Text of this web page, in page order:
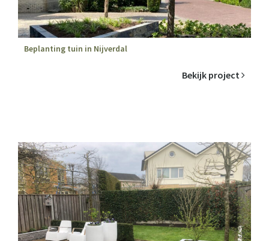
Beplanting tuin in Nijverdal
Bekijk project